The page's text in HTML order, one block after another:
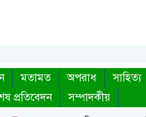
মতামত অপরাধ
সাহিত্য
প্রতিবেদন সম্পাদকীয়